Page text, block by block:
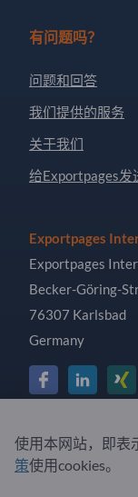
有问题吗？
问题和回答
我们提供的服务
关于我们
给Exportpages发
Exportpages
Exportpages
Becker-Göring-
76307 Karlsbad
Germany
Copyright © 2026
Rights Reserved.
使用本网站，即表
策使用cookies。